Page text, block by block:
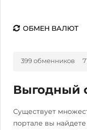
ОБМЕН ВАЛЮТ
399 обменников
Выгодный
Существует
портале вы